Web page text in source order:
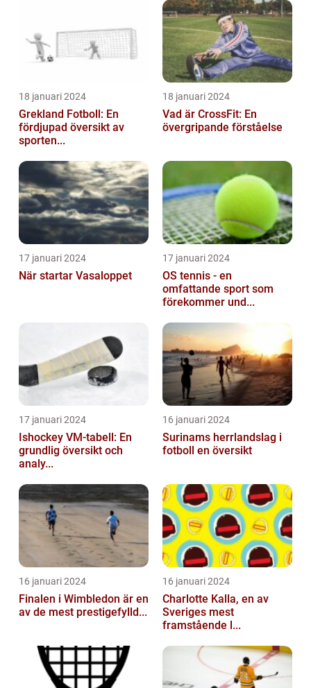
18 januari 2024
Grekland Fotboll: En
fördjupad översikt av
sporten...
18 januari 2024
Vad är CrossFit: En
övergripande förståelse
17 januari 2024
När startar Vasaloppet
17 januari 2024
OS tennis - en
omfattande sport som
förekommer und...
17 januari 2024
Ishockey VM-tabell: En
grundlig översikt och
analy...
16 januari 2024
Surinams herrlandslag i
fotboll en översikt
16 januari 2024
Finalen i Wimbledon är en
av de mest prestigefylld...
16 januari 2024
Charlotte Kalla, en av
Sveriges mest
framstående l...